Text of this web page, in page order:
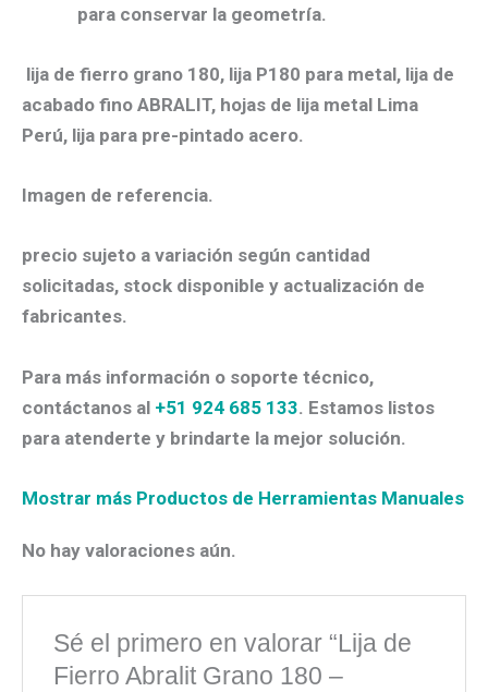
para conservar la geometría.
lija de fierro grano 180, lija P180 para metal, lija de
acabado fino ABRALIT, hojas de lija metal Lima
Perú, lija para pre-pintado acero.
Imagen de referencia.
precio sujeto a variación según cantidad
solicitadas, stock disponible y actualización de
fabricantes.
Para más información o soporte técnico,
contáctanos al +51 924 685 133. Estamos listos
para atenderte y brindarte la mejor solución.
Mostrar más Productos de Herramientas Manuales
No hay valoraciones aún.
Sé el primero en valorar “Lija de
Fierro Abralit Grano 180 –